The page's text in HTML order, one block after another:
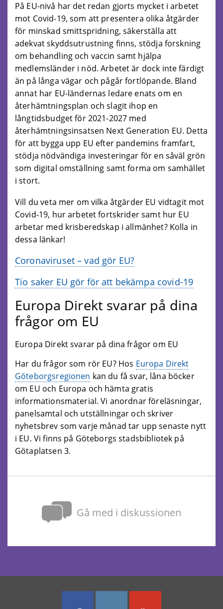
På EU-nivå har det redan gjorts mycket i arbetet
mot Covid-19, som att presentera olika åtgärder
för minskad smittspridning, säkerställa att
adekvat skyddsutrustning finns, stödja forskning
om behandling och vaccin samt hjälpa
medlemsländer i nöd. Arbetet är dock inte färdigt
än på långa vägar och pågår fortlöpande. Bland
annat har EU-ländernas ledare enats om en
återhämtningsplan och slagit ihop en
långtidsbudget för 2021-2027 med
återhämtningsinsatsen Next Generation EU. Detta
för att bygga upp EU efter pandemins framfart,
stödja nödvändiga investeringar för en såväl grön
som digital omställning samt forma om samhället
i stort.
Vill du veta mer om vilka åtgärder EU vidtagit mot
Covid-19, hur arbetet fortskrider samt hur EU
arbetar med krisberedskap i allmänhet? Kolla in
dessa länkar!
Coronaviruset – vad gör EU?
Tio saker EU gör för att bekämpa covid-19
Europa Direkt svarar på dina
frågor om EU
Europa Direkt svarar på dina frågor om EU
Har du frågor som rör EU? Hos Europa Direkt
Göteborgsregionen kan du få svar, låna böcker
om EU och Europa och hämta gratis
informationsmaterial. Vi anordnar föreläsningar,
panelsamtal och utställningar och skriver
nyhetsbrev som varje månad tar upp senaste nytt
i EU. Vi finns på Göteborgs stadsbibliotek på
Götaplatsen 3.
Gå med i diskussionen